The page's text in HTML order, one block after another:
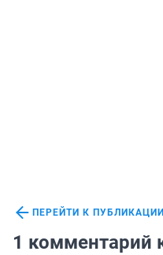
ПЕРЕЙТИ К ПУБЛИКАЦИИ
1 комментарий